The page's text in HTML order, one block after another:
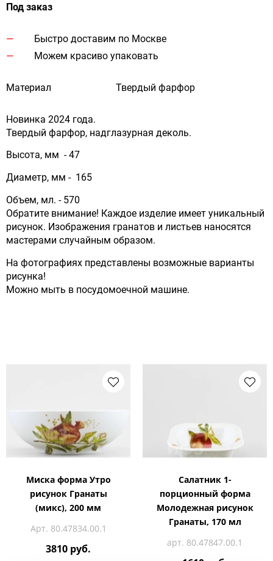
Под заказ
Быстро доставим по Москве
Можем красиво упаковать
Материал Твердый фарфор
Новинка 2024 года.
Твердый фарфор, надглазурная деколь.
Высота, мм - 47
Диаметр, мм - 165
Объем, мл. - 570
Обратите внимание! Каждое изделие имеет уникальный
рисунок. Изображения гранатов и листьев наносятся
мастерами случайным образом.
На фотографиях представлены возможные варианты
рисунка!
Можно мыть в посудомоечной машине.
Миска форма Утро
рисунок Гранаты
(микс), 200 мм
Арт. 80.47834.00.1
3810 руб.
Салатник 1-
порционный форма
Молодежная рисунок
Гранаты, 170 мл
арт. 80.47847.00.1